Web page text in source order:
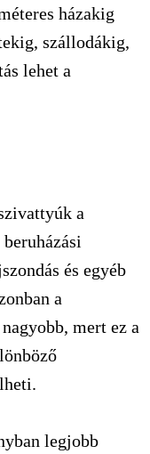
házakig
szállodákig,
lehet a
a
és egyéb
a
mert ez a
legjobb